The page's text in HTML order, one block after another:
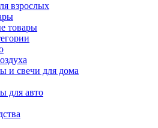
взрослых
товары
и свечи для дома
для авто